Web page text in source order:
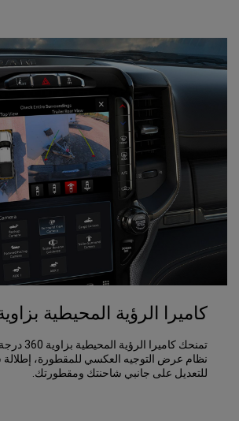
كاميرا الرؤية المحيطية بزاوية 360
تمنحك كاميرا
نظام عرض التوجيه العكسي للمقطورة،
للتعديل على جانبي شاحنتك ومقطورتك.